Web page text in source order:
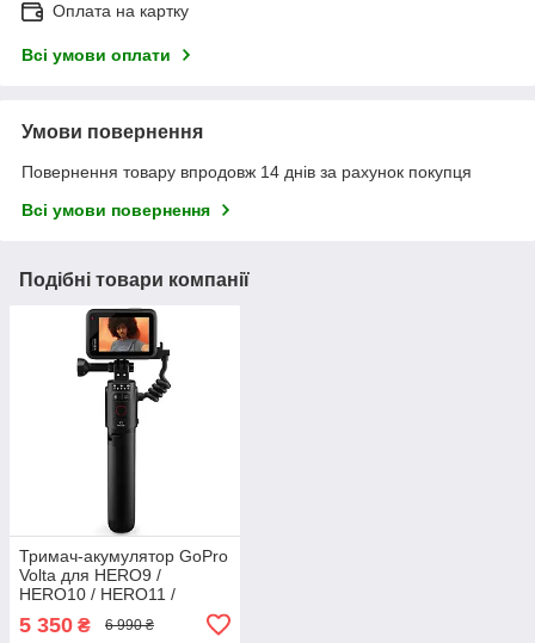
Оплата на картку
Всі умови оплати
Умови повернення
Повернення товару впродовж 14 днів за рахунок покупця
Всі умови повернення
Подібні товари компанії
Тримач-акумулятор GoPro
Volta для HERO9 /
HERO10 / HERO11 /
HERO12 / HERO13 та MAX
(APHGM-001-EU)
5 350 ₴ 6 990 ₴